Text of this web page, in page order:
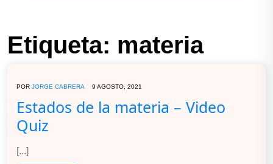
Etiqueta: materia
POR JORGE CABRERA 9 AGOSTO, 2021
Estados de la materia – Video
Quiz
[...]